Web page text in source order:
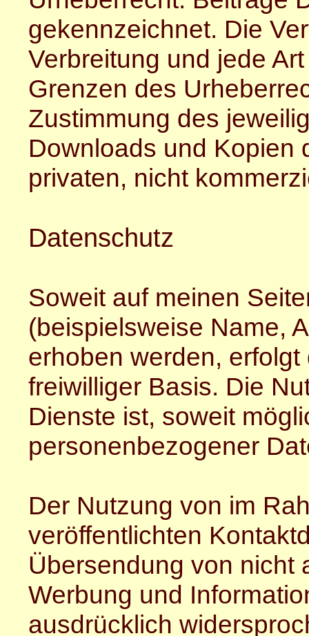
gekennzeichnet. Die
Verbreitung und jede
Grenzen des
Zustimmung des
Downloads und Kopien
privaten, nicht
Datenschutz
Soweit auf meinen
(beispielsweise Name,
erhoben werden,
freiwilliger Basis. Die
Dienste ist, soweit
personenbezogener
Der Nutzung von im
veröffentlichten
Übersendung von nicht
Werbung und
ausdrücklich